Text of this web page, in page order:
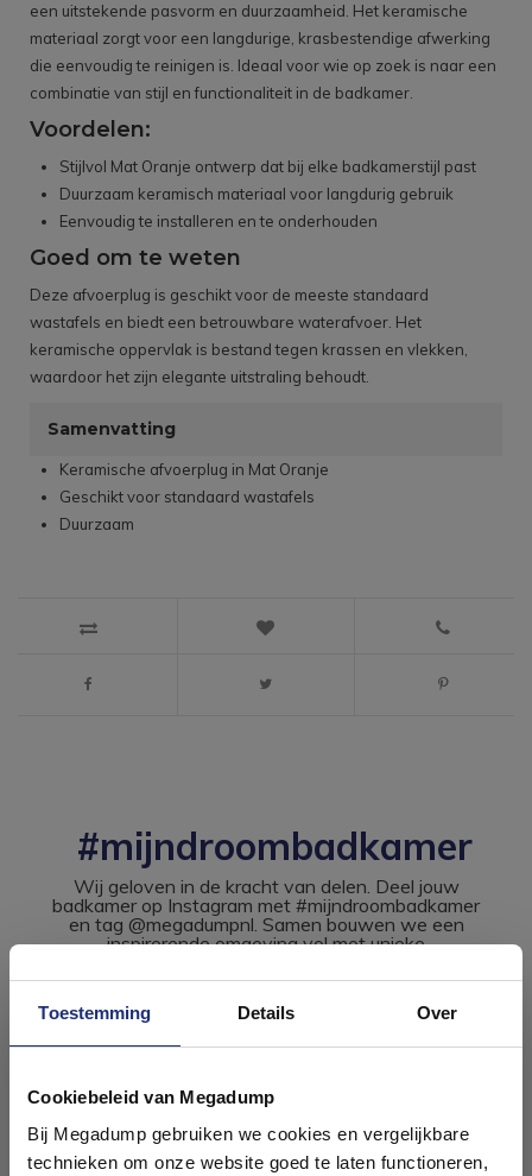
Toestemming Details Over
Cookiebeleid van Megadump
Bij Megadump gebruiken we cookies en vergelijkbare
technieken om onze website goed te laten functioneren,
een uitstekende pasvorm en duurzaamheid. Het keramische
materiaal zorgt voor een langdurige, krasbestendige afwerking
die eenvoudig te reinigen is. Ideaal voor wie op zoek is naar een
combinatie van stijl en functionaliteit in de badkamer.
Voordelen:
Stijlvol Mat Oranje ontwerp dat bij elke badkamerstijl past
Duurzaam keramisch materiaal voor langdurig gebruik
Eenvoudig te installeren en te onderhouden
Goed om te weten
Deze afvoerplug is geschikt voor de meeste standaard
wastafels en biedt een betrouwbare waterafvoer. Het
keramische oppervlak is bestand tegen krassen en vlekken,
waardoor het zijn elegante uitstraling behoudt.
Samenvatting
Keramische afvoerplug in Mat Oranje
Geschikt voor standaard wastafels
Duurzaam
#mijndroombadkamer
Wij geloven in de kracht van delen. Deel jouw
badkamer op Instagram met #mijndroombadkamer
en tag @megadumpnl. Samen bouwen we een
inspirerende omgeving vol met unieke
badkamers in onze 1000 m²
showroom